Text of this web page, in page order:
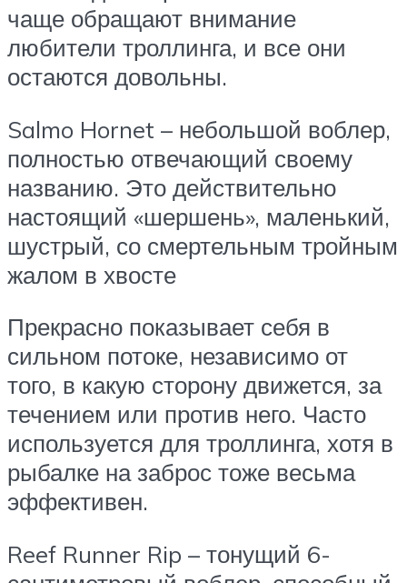
чаще обращают внимание
любители троллинга, и все они
остаются довольны.
Salmo Hornet – небольшой воблер,
полностью отвечающий своему
названию. Это действительно
настоящий «шершень», маленький,
шустрый, со смертельным тройным
жалом в хвосте
Прекрасно показывает себя в
сильном потоке, независимо от
того, в какую сторону движется, за
течением или против него. Часто
используется для троллинга, хотя в
рыбалке на заброс тоже весьма
эффективен.
Reef Runner Rip – тонущий 6-